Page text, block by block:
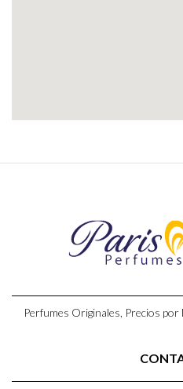
Perfumes Originales, Precios